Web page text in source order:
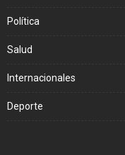
Política
Salud
Internacionales
Deporte